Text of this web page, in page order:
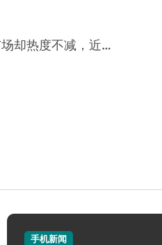
场却热度不减，近…
手机新闻